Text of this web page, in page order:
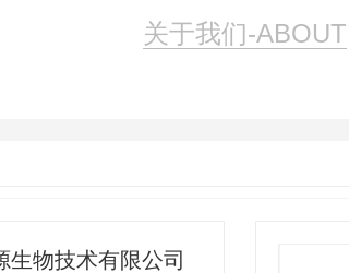
关于我们-ABOUT
生物技术有限公司